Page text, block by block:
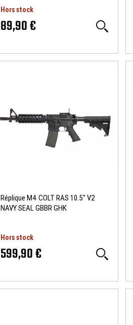
Hors stock
89,90 €
Réplique M4 COLT RAS 10.5" V2
NAVY SEAL GBBR GHK
Hors stock
599,90 €